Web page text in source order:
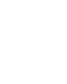
1:72; 13 cm.